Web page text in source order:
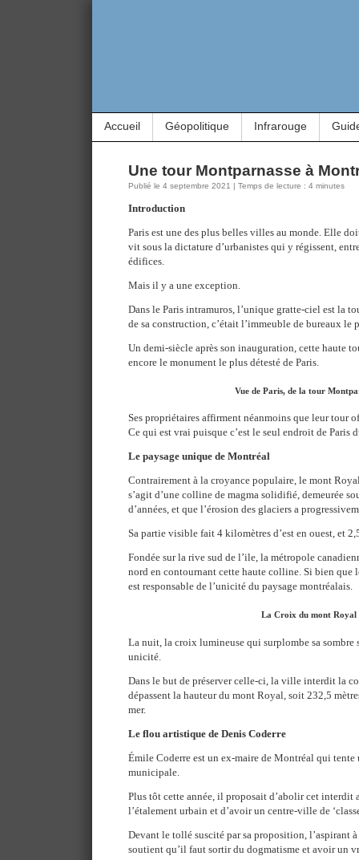
Accueil Géopolitique Infrarouge
Une tour Montparnasse à
Publié le 4 septembre 2021 | Temps de lecture : 4 minutes
Introduction
Paris est une des plus belles villes au monde. Elle
vit sous la dictature d’urbanistes qui y régissent,
édifices.
Mais il y a une exception.
Dans le Paris intramuros, l’unique gratte-ciel est la
de sa construction, c’était l’immeuble de bureaux le
Un demi-siècle après son inauguration, cette haute
encore le monument le plus détesté de Paris.
Vue de Paris, de la tour
Ses propriétaires affirment néanmoins que leur tour
Ce qui est vrai puisque c’est le seul endroit de Paris
Le paysage unique de Montréal
Contrairement à la croyance populaire, le mont
s’agit d’une colline de magma solidifié, demeurée
d’années, et que l’érosion des glaciers a
Sa partie visible fait 4 kilomètres d’est en ouest, et
Fondée sur la rive sud de l’ile, la métropole
nord en contournant cette haute colline. Si bien que
est responsable de l’unicité du paysage montréalais.
La Croix du mont Royal
La nuit, la croix lumineuse qui surplombe sa
unicité.
Dans le but de préserver celle-ci, la ville interdit la
dépassent la hauteur du mont Royal, soit 232,5
mer.
Le flou artistique de Denis Coderre
Émile Coderre est un ex-maire de Montréal qui
municipale.
Plus tôt cette année, il proposait d’abolir cet interdit
l’étalement urbain et d’avoir un centre-ville de
Devant le tollé suscité par sa proposition, l’aspirant
soutient qu’il faut sortir du dogmatisme et avoir un